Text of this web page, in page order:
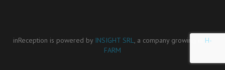
inReception is powered by INSIGHT SRL, a company growing in H-
FARM